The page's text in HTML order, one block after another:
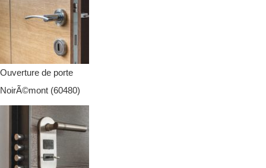
Ouverture de porte
NoirÃ©mont (60480)